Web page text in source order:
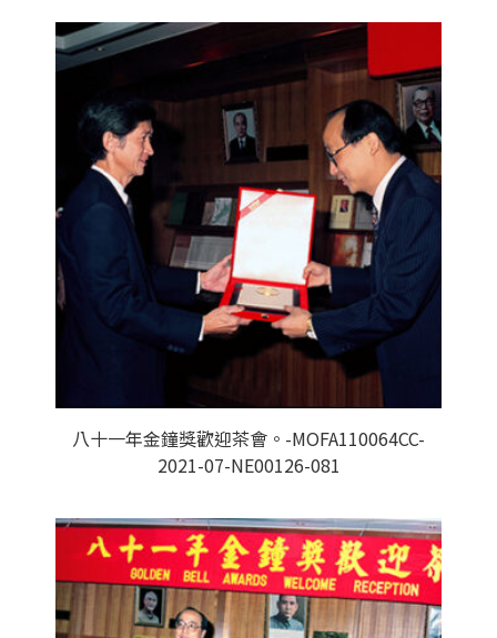
八十一年金鐘獎歡迎茶會。-MOFA110064CC-
2021-07-NE00126-081